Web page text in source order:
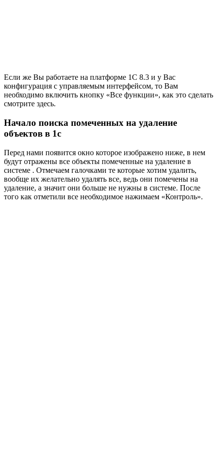
Если же Вы работаете на платформе 1С 8.3 и у Вас
конфигурация с управляемым интерфейсом, то Вам
необходимо включить кнопку «Все функции», как это сделать
смотрите здесь.
Начало поиска помеченных на удаление
объектов в 1с
Перед нами появится окно которое изображено ниже, в нем
будут отражены все объекты помеченные на удаление в
системе . Отмечаем галочками те которые хотим удалить,
вообще их желательно удалять все, ведь они помечены на
удаление, а значит они больше не нужны в системе. После
того как отметили все необходимое нажимаем «Контроль».